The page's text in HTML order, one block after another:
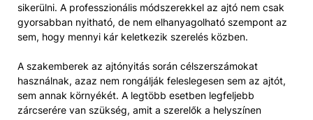
sikerülni. A professzionális módszerekkel az ajtó nem csak
gyorsabban nyitható, de nem elhanyagolható szempont az
sem, hogy mennyi kár keletkezik szerelés közben.
A szakemberek az ajtónyitás során célszerszámokat
használnak, azaz nem rongálják feleslegesen sem az ajtót,
sem annak környékét. A legtöbb esetben legfeljebb
zárcserére van szükség, amit a szerelők a helyszínen